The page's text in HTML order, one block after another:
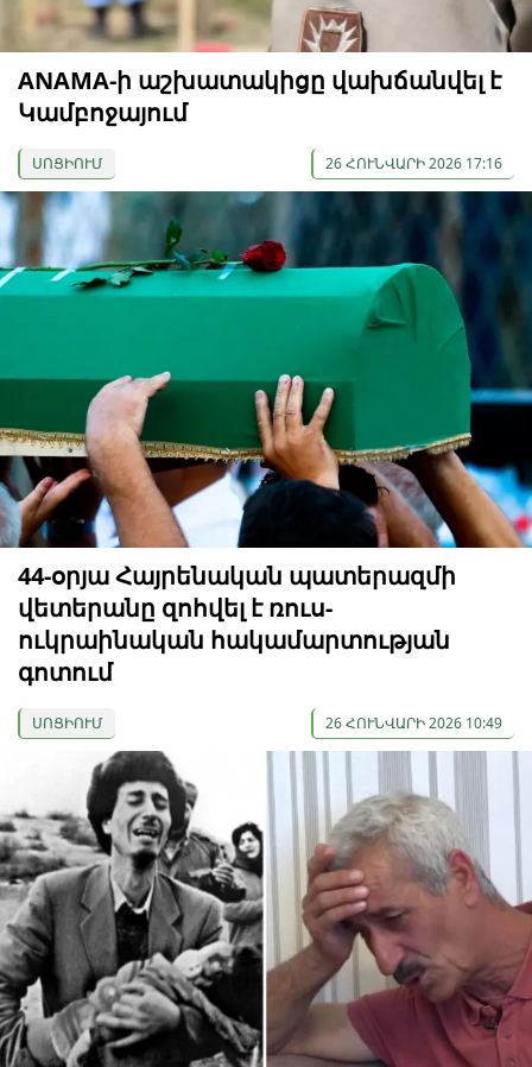
ANAMA-ի աշխատակիցը վախճանվել է
Կամբոջայում
ՍՈՑԻՈՒՄ 26 ՀՈՒՆՎԱՐԻ 2026 17:16
44-օրյա Հայրենական պատերազմի
վետերանը զոհվել է ռուս-
ուկրաինական հակամարտության
գոտում
ՍՈՑԻՈՒՄ 26 ՀՈՒՆՎԱՐԻ 2026 10:49